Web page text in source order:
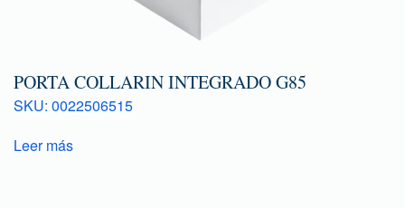
PORTA COLLARIN INTEGRADO G85
SKU: 0022506515
Leer más